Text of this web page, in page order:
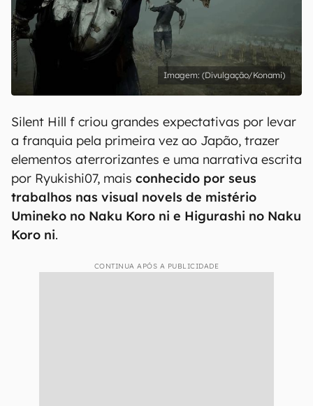
(Divulgação/Konami)
Silent Hill f criou grandes expectativas por levar
a franquia pela primeira vez ao Japão, trazer
elementos aterrorizantes e uma narrativa escrita
por Ryukishi07, mais conhecido por seus
trabalhos nas visual novels de mistério
Umineko no Naku Koro ni e Higurashi no Naku
Koro ni.
CONTINUA APÓS A PUBLICIDADE